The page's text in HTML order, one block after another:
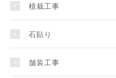
植栽工事
石貼り
舗装工事